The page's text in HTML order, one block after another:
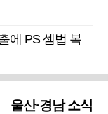
에 PS 셈법 복
울산·경남 소식